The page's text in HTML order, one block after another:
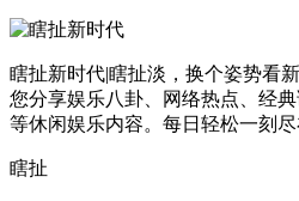
瞎扯新时代|瞎扯淡，换个姿势看
您分享娱乐八卦、网络热点、经
等休闲娱乐内容。每日轻松一刻尽
瞎扯